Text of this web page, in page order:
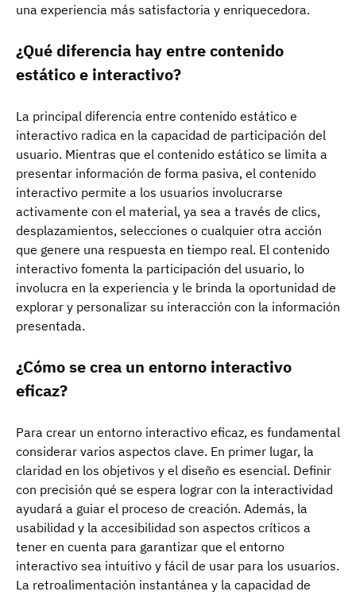
una experiencia más satisfactoria y enriquecedora.
¿Qué diferencia hay entre contenido
estático e interactivo?
La principal diferencia entre contenido estático e
interactivo radica en la capacidad de participación del
usuario. Mientras que el contenido estático se limita a
presentar información de forma pasiva, el contenido
interactivo permite a los usuarios involucrarse
activamente con el material, ya sea a través de clics,
desplazamientos, selecciones o cualquier otra acción
que genere una respuesta en tiempo real. El contenido
interactivo fomenta la participación del usuario, lo
involucra en la experiencia y le brinda la oportunidad de
explorar y personalizar su interacción con la información
presentada.
¿Cómo se crea un entorno interactivo
eficaz?
Para crear un entorno interactivo eficaz, es fundamental
considerar varios aspectos clave. En primer lugar, la
claridad en los objetivos y el diseño es esencial. Definir
con precisión qué se espera lograr con la interactividad
ayudará a guiar el proceso de creación. Además, la
usabilidad y la accesibilidad son aspectos críticos a
tener en cuenta para garantizar que el entorno
interactivo sea intuitivo y fácil de usar para los usuarios.
La retroalimentación instantánea y la capacidad de